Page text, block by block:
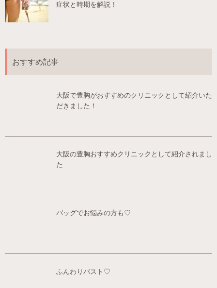
症状と時期を解説！
おすすめ記事
大阪で豊胸がおすすめのクリニックとして紹介いた
だきました！
大阪の豊胸おすすめクリニックとして紹介されまし
た
バッグでお悩みの方も♡
ふんわりバスト♡